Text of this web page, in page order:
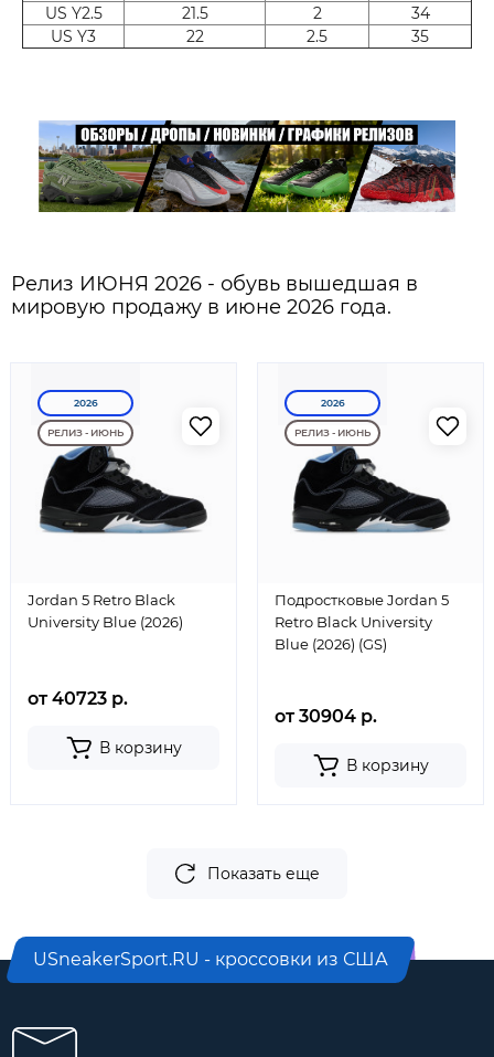
US Y2.5 21.5 2
34
US Y3
22 2.5 35
Релиз ИЮНЯ 2026 - обувь вышедшая в
мировую продажу в июне 2026 года.
2026
РЕЛИЗ - ИЮНЬ
Jordan 5 Retro Black
University Blue (2026)
от 40723 р.
В корзину
2026
РЕЛИЗ - ИЮНЬ
Подростковые Jordan 5
Retro Black University
Blue (2026) (GS)
от 30904 р.
В корзину
Показать еще
USneakerSport.RU - кроссовки из США